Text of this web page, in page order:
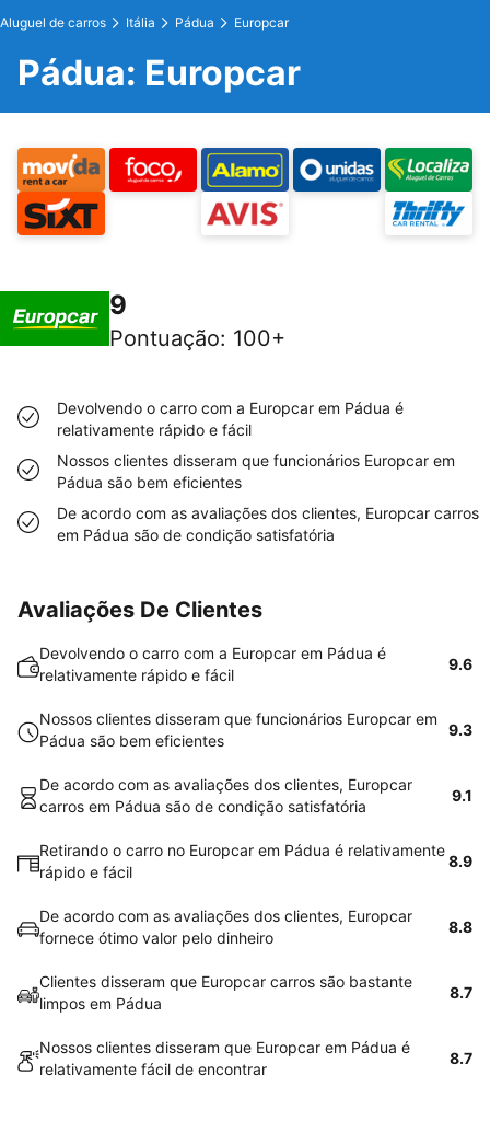
Aluguel de carros Itália Pádua Europcar
Pádua: Europcar
9
Pontuação: 100+
Devolvendo o carro com a Europcar em Pádua é
relativamente rápido e fácil
Nossos clientes disseram que funcionários Europcar em
Pádua são bem eficientes
De acordo com as avaliações dos clientes, Europcar carros
em Pádua são de condição satisfatória
Avaliações De Clientes
Devolvendo o carro com a Europcar em Pádua é
relativamente rápido e fácil
9.6
Nossos clientes disseram que funcionários Europcar em
Pádua são bem eficientes
9.3
De acordo com as avaliações dos clientes, Europcar
carros em Pádua são de condição satisfatória
9.1
Retirando o carro no Europcar em Pádua é relativamente
rápido e fácil
8.9
De acordo com as avaliações dos clientes, Europcar
fornece ótimo valor pelo dinheiro
8.8
Clientes disseram que Europcar carros são bastante
limpos em Pádua
8.7
Nossos clientes disseram que Europcar em Pádua é
relativamente fácil de encontrar
8.7